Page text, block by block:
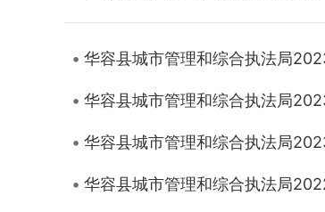
华容县城市管理和综合执法局
华容县城市管理和综合执法局
华容县城市管理和综合执法局
华容县城市管理和综合执法局